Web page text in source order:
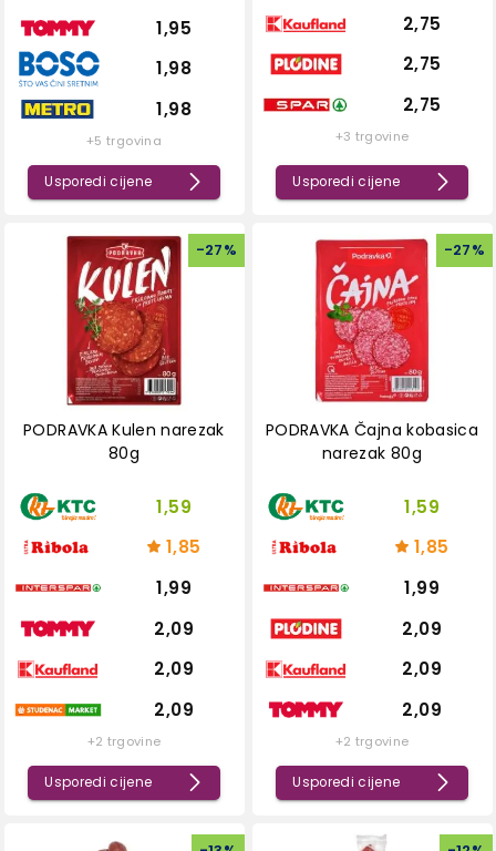
1,95
1,98
1,98
+5 trgovina
Usporedi cijene
2,75
2,75
2,75
+3 trgovine
Usporedi cijene
-27%
PODRAVKA Kulen narezak
80g
1,59
1,85
1,99
2,09
2,09
2,09
+2 trgovine
Usporedi cijene
-27%
PODRAVKA Čajna kobasica
narezak 80g
1,59
1,85
1,99
2,09
2,09
2,09
+2 trgovine
Usporedi cijene